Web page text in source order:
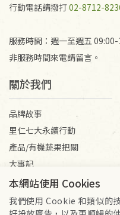
行動電話請撥打02-8712-
服務時間：週一至週五 09:00-
非服務時間來電請留言。
關於我們
品牌故事
里仁七大永續行動
產品/有機蔬果把關
大事記
媒體報導
本網站使用 Cookies
我們使用 Cookie 和類似的